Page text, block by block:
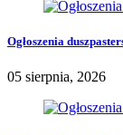
Ogłoszenia
05 sierpnia, 2026